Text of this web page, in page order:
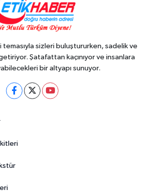
sizleri buluştururken, sadelik ve
Şatafattan kaçınıyor ve insanlara
bir altyapı sunuyor.